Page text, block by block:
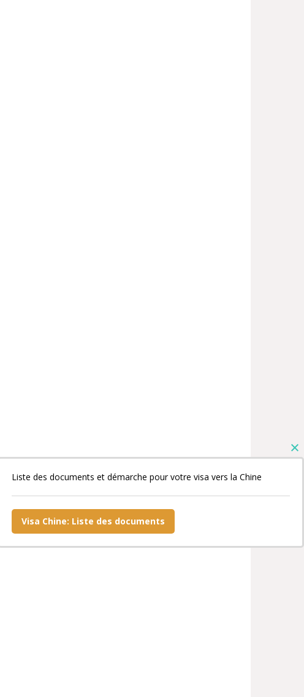
Liste des documents et démarche pour votre visa vers la Chine
Visa Chine: Liste des documents